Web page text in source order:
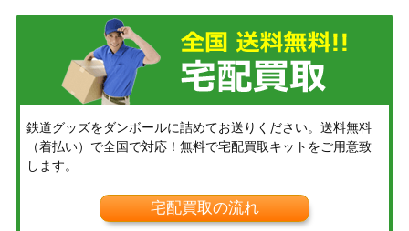
鉄道グッズをダンボールに詰めてお送りください。送料無料
（着払い）で全国で対応！無料で宅配買取キットをご用意致
します。
宅配買取の流れ